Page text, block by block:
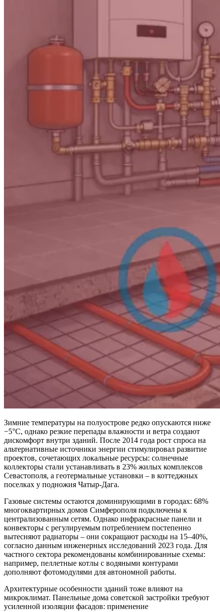
Зимние температуры на полуострове редко опускаются ниже
−5°C, однако резкие перепады влажности и ветра создают
дискомфорт внутри зданий. После 2014 года рост спроса на
альтернативные источники энергии стимулировал развитие
проектов, сочетающих локальные ресурсы: солнечные
коллекторы стали устанавливать в 23% жилых комплексов
Севастополя, а геотермальные установки – в коттеджных
поселках у подножия Чатыр-Дага.
Газовые системы остаются доминирующими в городах: 68%
многоквартирных домов Симферополя подключены к
централизованным сетям. Однако инфракрасные панели и
конвекторы с регулируемым потреблением постепенно
вытесняют радиаторы – они сокращают расходы на 15–40%,
согласно данным инженерных исследований 2023 года. Для
частного сектора рекомендованы комбинированные схемы:
например, пеллетные котлы с водяными контурами
дополняют фотомодулями для автономной работы.
Архитектурные особенности зданий тоже влияют на
микроклимат. Панельные дома советской застройки требуют
усиленной изоляции фасадов: применение